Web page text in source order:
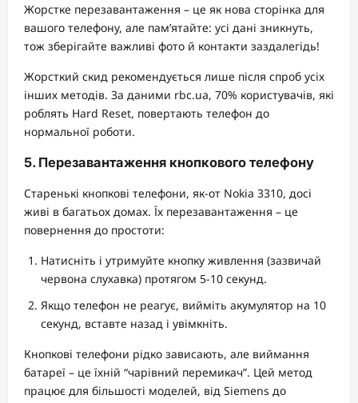
Жорстке перезавантаження – це як нова сторінка для
вашого телефону, але пам’ятайте: усі дані зникнуть,
тож зберігайте важливі фото й контакти заздалегідь!
Жорсткий скид рекомендується лише після спроб усіх
інших методів. За даними rbc.ua, 70% користувачів, які
роблять Hard Reset, повертають телефон до
нормальної роботи.
5. Перезавантаження кнопкового телефону
Старенькі кнопкові телефони, як-от Nokia 3310, досі
живі в багатьох домах. Їх перезавантаження – це
повернення до простоти:
Натисніть і утримуйте кнопку живлення (зазвичай
червона слухавка) протягом 5-10 секунд.
Якщо телефон не реагує, вийміть акумулятор на 10
секунд, вставте назад і увімкніть.
Кнопкові телефони рідко зависають, але виймання
батареї – це їхній “чарівний перемикач”. Цей метод
працює для більшості моделей, від Siemens до